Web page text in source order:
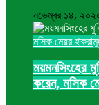
নভেম্বর ১৪,
ময়মনসিংহের
করেন, মসিক